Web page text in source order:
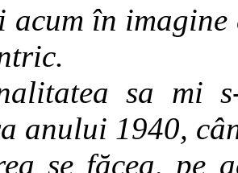
acum în
sa mi
anului 1940,
se făcea, pe